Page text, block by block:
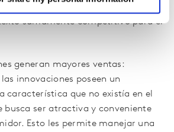
de crecimiento para las
sumamente competitivo para el
generan mayores ventas:
innovaciones poseen un
característica que no existía en el
busca ser atractiva y conveniente
Esto les permite manejar una